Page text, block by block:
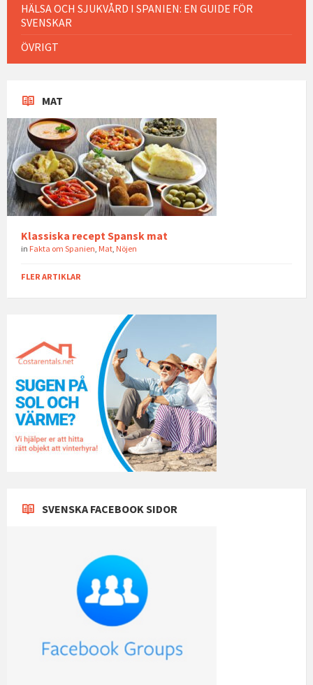
HÄLSA OCH SJUKVÅRD I SPANIEN: EN GUIDE FÖR
SVENSKAR
ÖVRIGT
MAT
Klassiska recept Spansk mat
in Fakta om Spanien Mat Nöjen
FLER ARTIKLAR
SVENSKA FACEBOOK SIDOR